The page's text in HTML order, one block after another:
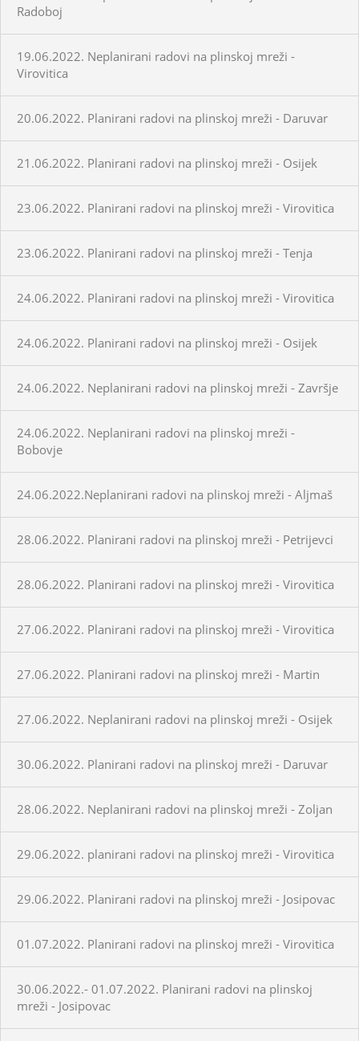
Radoboj
19.06.2022. Neplanirani radovi na plinskoj mreži -
Virovitica
20.06.2022. Planirani radovi na plinskoj mreži - Daruvar
21.06.2022. Planirani radovi na plinskoj mreži - Osijek
23.06.2022. Planirani radovi na plinskoj mreži - Virovitica
23.06.2022. Planirani radovi na plinskoj mreži - Tenja
24.06.2022. Planirani radovi na plinskoj mreži - Virovitica
24.06.2022. Planirani radovi na plinskoj mreži - Osijek
24.06.2022. Neplanirani radovi na plinskoj mreži - Završje
24.06.2022. Neplanirani radovi na plinskoj mreži -
Bobovje
24.06.2022.Neplanirani radovi na plinskoj mreži - Aljmaš
28.06.2022. Planirani radovi na plinskoj mreži - Petrijevci
28.06.2022. Planirani radovi na plinskoj mreži - Virovitica
27.06.2022. Planirani radovi na plinskoj mreži - Virovitica
27.06.2022. Planirani radovi na plinskoj mreži - Martin
27.06.2022. Neplanirani radovi na plinskoj mreži - Osijek
30.06.2022. Planirani radovi na plinskoj mreži - Daruvar
28.06.2022. Neplanirani radovi na plinskoj mreži - Zoljan
29.06.2022. planirani radovi na plinskoj mreži - Virovitica
29.06.2022. Planirani radovi na plinskoj mreži - Josipovac
01.07.2022. Planirani radovi na plinskoj mreži - Virovitica
30.06.2022.- 01.07.2022. Planirani radovi na plinskoj
mreži - Josipovac